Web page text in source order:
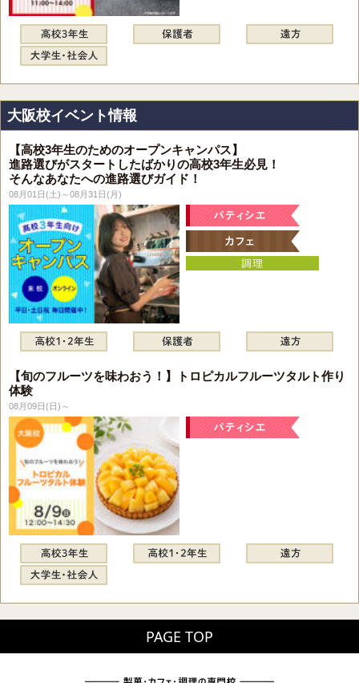
大阪校イベント情報
【高校3年生のためのオープンキャンパス】
進路選びがスタートしたばかりの高校3年生必見！
そんなあなたへの進路選びガイド！
08月01日(土)～08月31日(月)
【旬のフルーツを味わおう！】トロピカルフルーツタルト作り
体験
08月09日(日)～
PAGE TOP